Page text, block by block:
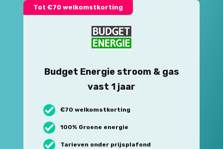
Tot €70 welkomstkorting
Budget Energie stroom & gas
vast 1 jaar
€70 welkomstkorting
100% Groene energie
Tarieven onder prijsplafond